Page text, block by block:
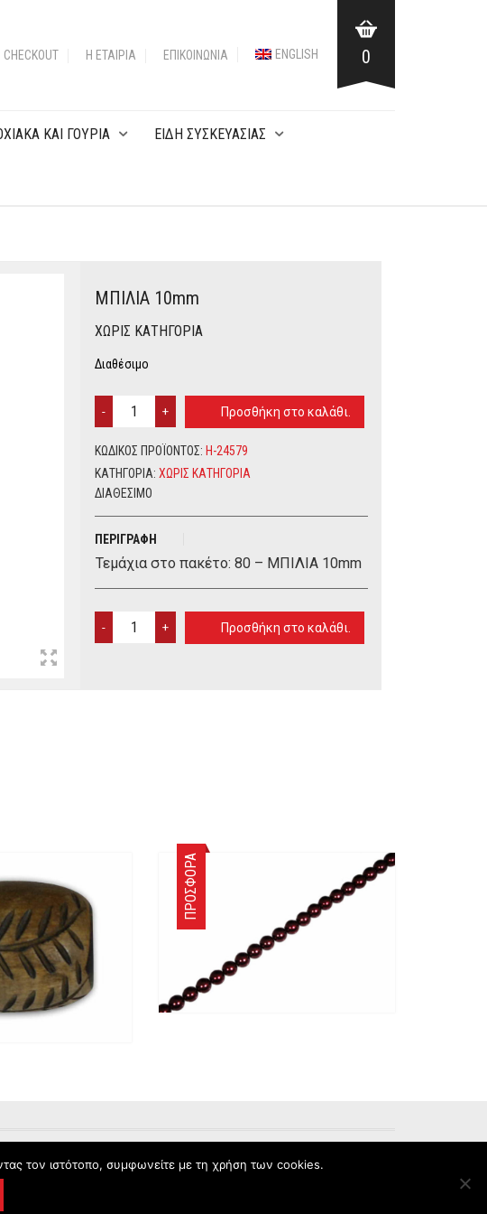
CHECKOUT Η ΕΤΑΙΡΙΑ ΕΠΙΚΟΙΝΩΝΊΑ ENGLISH 0
KAI ΓΟΥΡΙΑ ΕΙΔΗ ΣΥΣΚΕΥΑΣΙΑΣ
ΜΠΙΛΙΑ 10mm
ΧΩΡΊΣ ΚΑΤΗΓΟΡΊΑ
Διαθέσιμο
Προσθήκη στο καλάθι.
ΚΩΔΙΚΌΣ ΠΡΟΪΌΝΤΟΣ: H-24579
ΚΑΤΗΓΟΡΊΑ: ΧΩΡΊΣ ΚΑΤΗΓΟΡΊΑ
ΔΙΑΘΈΣΙΜΟ
ΠΕΡΙΓΡΑΦΉ
Τεμάχια στο πακέτο: 80 – ΜΠΙΛΙΑ 10mm
Προσθήκη στο καλάθι.
ΠΡΟΣΦΟΡΆ
τον ιστότοπο, συμφωνείτε με τη χρήση των cookies.